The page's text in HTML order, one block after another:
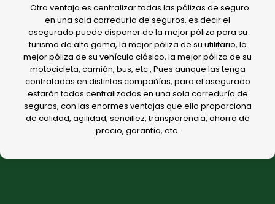
Otra ventaja es centralizar todas las pólizas de seguro
en una sola correduría de seguros, es decir el
asegurado puede disponer de la mejor póliza para su
turismo de alta gama, la mejor póliza de su utilitario, la
mejor póliza de su vehículo clásico, la mejor póliza de su
motocicleta, camión, bus, etc., Pues aunque las tenga
contratadas en distintas compañías, para el asegurado
estarán todas centralizadas en una sola correduría de
seguros, con las enormes ventajas que ello proporciona
de calidad, agilidad, sencillez, transparencia, ahorro de
precio, garantía, etc.